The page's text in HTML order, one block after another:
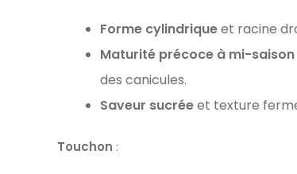
Forme cylindriqueet racine
Maturité précoce à mi-saison
des canicules.
Saveur sucréeet texture
Touchon :